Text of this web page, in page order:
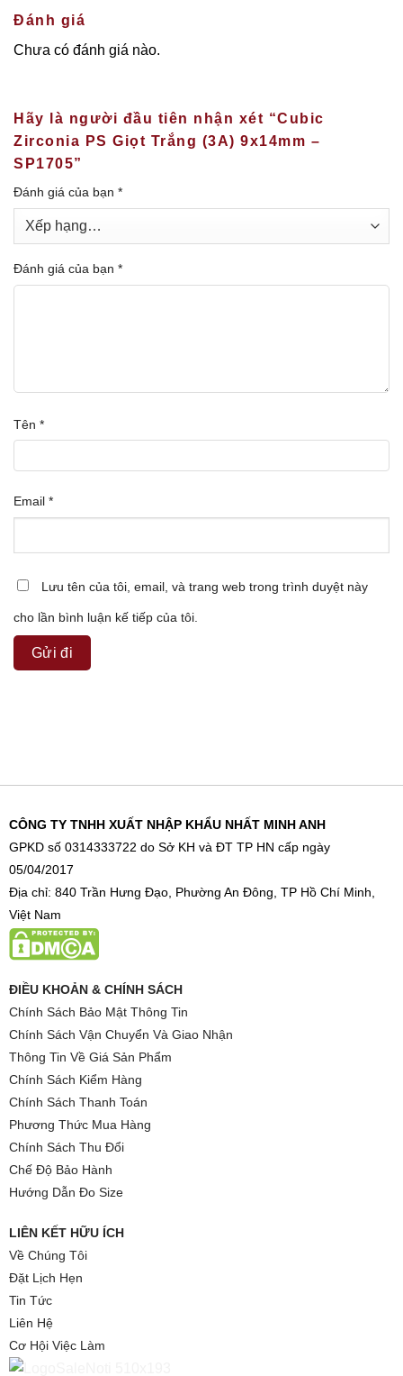
Đánh giá
Chưa có đánh giá nào.
Hãy là người đầu tiên nhận xét “Cubic
Zirconia PS Giọt Trắng (3A) 9x14mm –
SP1705”
Đánh giá của bạn *
Đánh giá của bạn *
Tên *
Email *
Lưu tên của tôi, email, và trang web trong trình duyệt này
cho lần bình luận kế tiếp của tôi.
CÔNG TY TNHH XUẤT NHẬP KHẨU NHẤT MINH ANH
GPKD số 0314333722 do Sở KH và ĐT TP HN cấp ngày
05/04/2017
Địa chỉ: 840 Trần Hưng Đạo, Phường An Đông, TP Hồ Chí Minh,
Việt Nam
ĐIỀU KHOẢN & CHÍNH SÁCH
Chính Sách Bảo Mật Thông Tin
Chính Sách Vận Chuyển Và Giao Nhận
Thông Tin Về Giá Sản Phẩm
Chính Sách Kiểm Hàng
Chính Sách Thanh Toán
Phương Thức Mua Hàng
Chính Sách Thu Đổi
Chế Độ Bảo Hành
Hướng Dẫn Đo Size
LIÊN KẾT HỮU ÍCH
Về Chúng Tôi
Đặt Lịch Hẹn
Tin Tức
Liên Hệ
Cơ Hội Việc Làm